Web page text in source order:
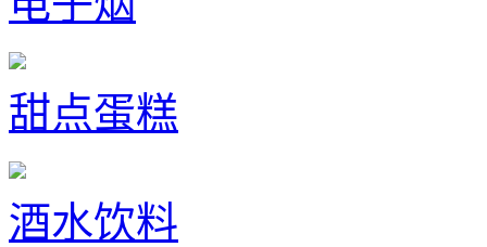
甜点蛋糕
酒水饮料